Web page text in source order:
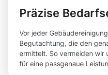
Präzise
Vor jeder
Begutachtung, die den
ermittelt. So vermeiden wir
für eine passgenaue